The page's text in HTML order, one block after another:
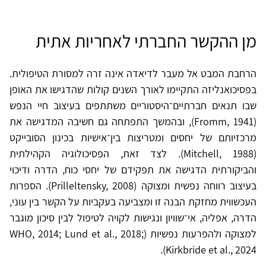
מן ההקשר החברתי לאחריות אתית
הרחבת המבט אל מעבר לדיאדה אינה זרה למסורת הטיפולית.
בפסיכואנליזה התקיימו לאורך השנים קולות שהדגישו את האופן
שבו תנאים חברתיים־היסטוריים משתתפים בעיצוב חיי הנפש
(Fromm, 1941), ובהמשך התפתחה גם חשיבה המדגישה את
מרכזיותם של יחסים ומטריצות בין־אישיות בכינון הסובייקט
(Mitchell, 1988). לצד זאת, הפסיכולוגיה הקהילתית
והביקורתית הדגישה את תפקידם של יחסי כוח, הדרה ודיכוי
בעיצוב רווחה נפשית ומצוקה (Prilleltensky, 2008). הספרות
העכשווית מחזקת הבנה זו ומצביעה בעקביות על הקשר בין עוני,
הדרה, אפליה, אי־שוויון ונגישות לקויה לטיפול לבין סיכון מוגבר
למצוקה ולהפרעות נפשיות (WHO, 2014; Lund et al., 2018;
Kirkbride et al., 2024).